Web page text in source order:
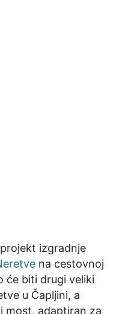
izgradnje
na cestovnoj
će biti drugi veliki
u Čapljini, a
most, adaptiran za